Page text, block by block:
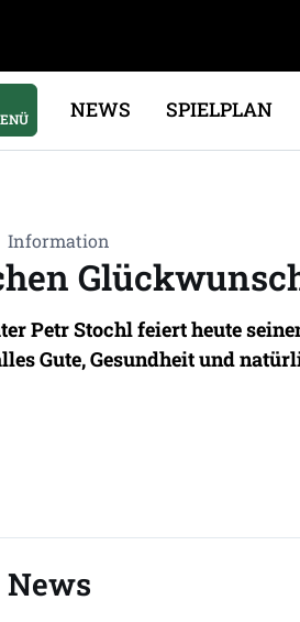
NEWS SPIELPLAN
Information
Petr Stochl feiert heute
Gute, Gesundheit und